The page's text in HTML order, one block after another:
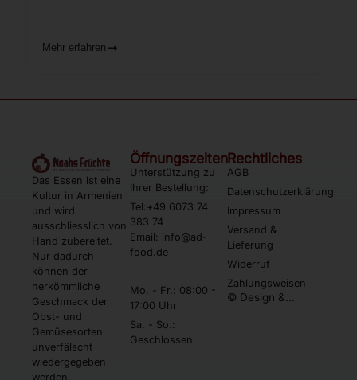
Mehr erfahren
Das Essen ist eine
Kultur in Armenien
und wird
ausschliesslich von
Hand zubereitet.
Nur dadurch
können der
herkömmliche
Geschmack der
Obst- und
Gemüsesorten
unverfälscht
wiedergegeben
werden.
Öffnungszeiten
Unterstützung zu
Ihrer Bestellung:
Tel:+49 6073 74
383 74
Email: info@ad-
food.de
Mo. - Fr.: 08:00 -
17:00 Uhr
Sa. - So.:
Geschlossen
Rechtliches
AGB
Datenschutzerklärung
Impressum
Versand &
Lieferung
Widerruf
Zahlungsweisen
© Design &